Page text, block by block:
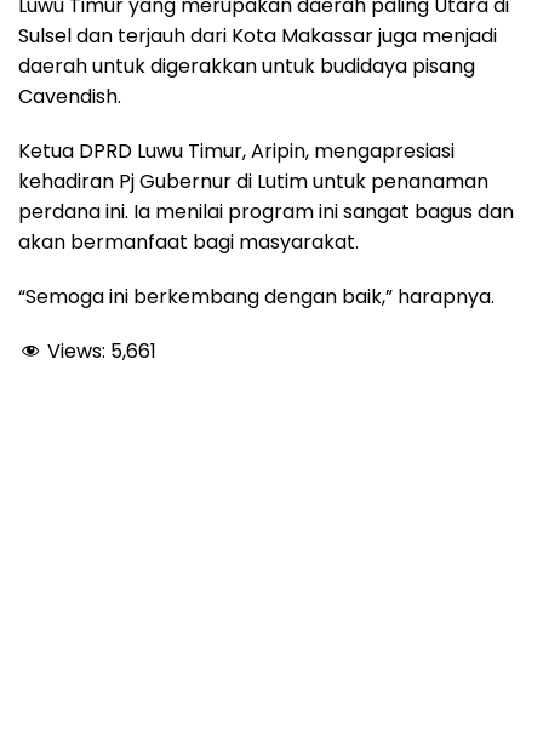
Luwu Timur yang merupakan daerah paling Utara di
Sulsel dan terjauh dari Kota Makassar juga menjadi
daerah untuk digerakkan untuk budidaya pisang
Cavendish.
Ketua DPRD Luwu Timur, Aripin, mengapresiasi
kehadiran Pj Gubernur di Lutim untuk penanaman
perdana ini. Ia menilai program ini sangat bagus dan
akan bermanfaat bagi masyarakat.
“Semoga ini berkembang dengan baik,” harapnya.
Views: 5,661